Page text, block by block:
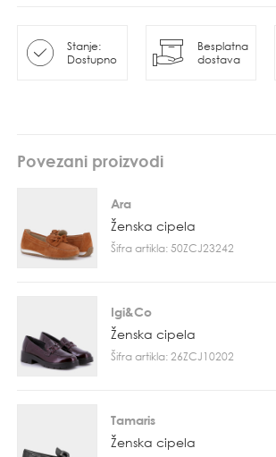
Stanje:
Dostupno
Besplatna
dostava
Povezani proizvodi
Ara
Ženska cipela
Šifra artikla: 50ZCJ23242
Igi&Co
Ženska cipela
Šifra artikla: 26ZCJ10202
Tamaris
Ženska cipela